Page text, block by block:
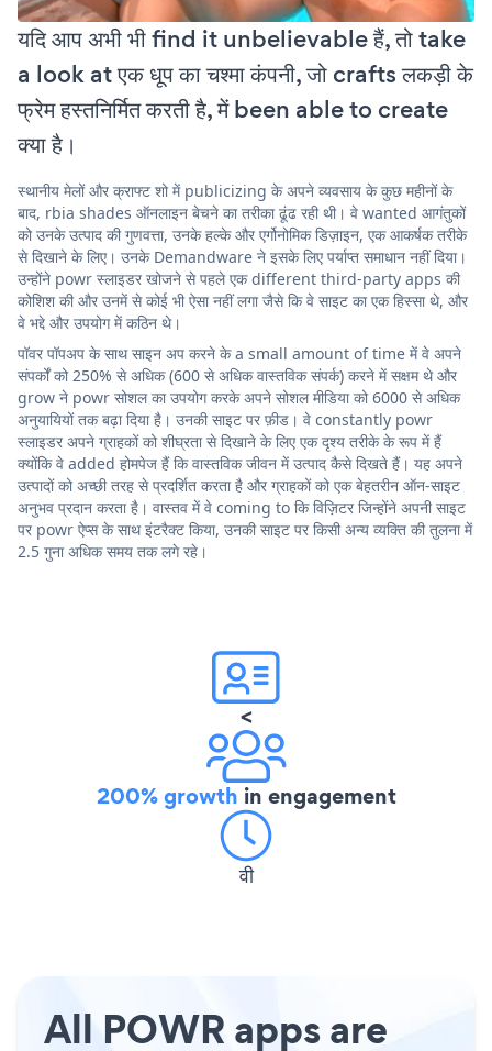
यदि आप अभी भी find it unbelievable हैं, तो take
a look at एक धूप का चश्मा कंपनी, जो crafts लकड़ी के
फ्रेम हस्तनिर्मित करती है, में been able to create
क्या है।
स्थानीय मेलों और क्राफ्ट शो में publicizing के अपने व्यवसाय के कुछ महीनों के
बाद, rbia shades ऑनलाइन बेचने का तरीका ढूंढ रही थी। वे wanted आगंतुकों
को उनके उत्पाद की गुणवत्ता, उनके हल्के और एर्गोनोमिक डिज़ाइन, एक आकर्षक तरीके
से दिखाने के लिए। उनके Demandware ने इसके लिए पर्याप्त समाधान नहीं दिया।
उन्होंने powr स्लाइडर खोजने से पहले एक different third-party apps की
कोशिश की और उनमें से कोई भी ऐसा नहीं लगा जैसे कि वे साइट का एक हिस्सा थे, और
वे भद्दे और उपयोग में कठिन थे।
पॉवर पॉपअप के साथ साइन अप करने के a small amount of time में वे अपने
संपर्कों को 250% से अधिक (600 से अधिक वास्तविक संपर्क) करने में सक्षम थे और
grow ने powr सोशल का उपयोग करके अपने सोशल मीडिया को 6000 से अधिक
अनुयायियों तक बढ़ा दिया है। उनकी साइट पर फ़ीड। वे constantly powr
स्लाइडर अपने ग्राहकों को शीघ्रता से दिखाने के लिए एक दृश्य तरीके के रूप में हैं
क्योंकि वे added होमपेज हैं कि वास्तविक जीवन में उत्पाद कैसे दिखते हैं। यह अपने
उत्पादों को अच्छी तरह से प्रदर्शित करता है और ग्राहकों को एक बेहतरीन ऑन-साइट
अनुभव प्रदान करता है। वास्तव में वे coming to कि विज़िटर जिन्होंने अपनी साइट
पर powr ऐप्स के साथ इंटरैक्ट किया, उनकी साइट पर किसी अन्य व्यक्ति की तुलना में
2.5 गुना अधिक समय तक लगे रहे।
<
200% growth in engagement
वी
All POWR apps are